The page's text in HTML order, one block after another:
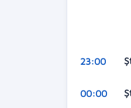
23:00
00:00